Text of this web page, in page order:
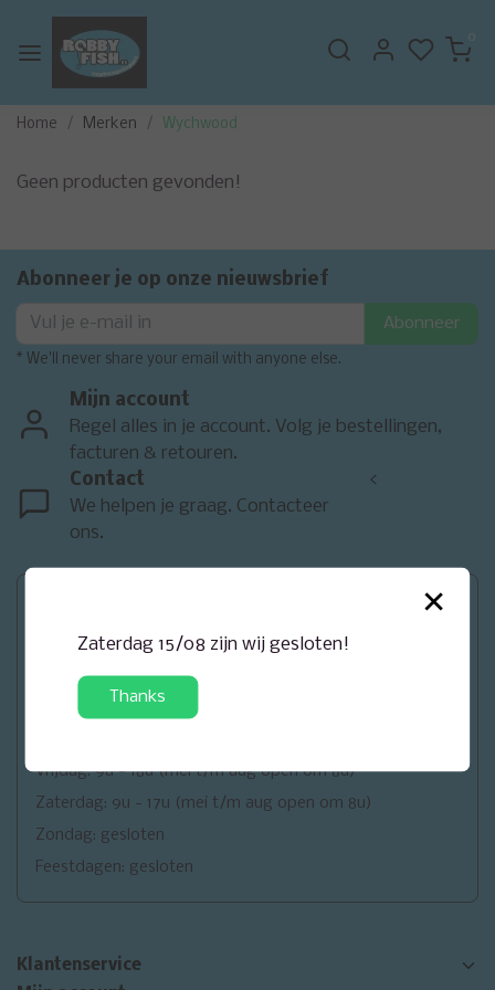
0
Home Merken Wychwood
Geen producten gevonden!
Abonneer je op onze nieuwsbrief
Abonneer
* We'll never share your email with anyone else.
Mijn account
Regel alles in je account. Volg je bestellingen,
facturen & retouren.
Contact
We helpen je graag. Contacteer
ons.
<
Maandag: gesloten
Dinsdag: 9u - 18u
Woensdag: 9u - 18u
Vrijdag: 9u - 18u (mei t/m aug open om 8u)
Zaterdag: 9u - 17u (mei t/m aug open om 8u)
Zondag: gesloten
Feestdagen: gesloten
Klantenservice
×
Zaterdag 15/08 zijn wij gesloten!
Thanks